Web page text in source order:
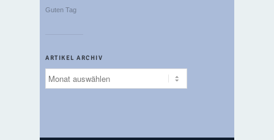
Guten Tag
ARTIKEL ARCHIV
Artikel
Archiv